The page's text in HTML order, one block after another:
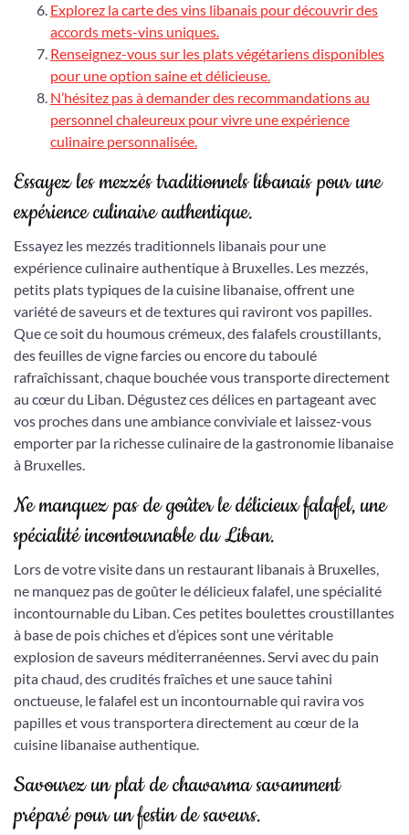
Explorez la carte des vins libanais pour découvrir des
accords mets-vins uniques.
Renseignez-vous sur les plats végétariens disponibles
pour une option saine et délicieuse.
N’hésitez pas à demander des recommandations au
personnel chaleureux pour vivre une expérience
culinaire personnalisée.
Essayez les mezzés traditionnels libanais pour une
expérience culinaire authentique.
Essayez les mezzés traditionnels libanais pour une
expérience culinaire authentique à Bruxelles. Les mezzés,
petits plats typiques de la cuisine libanaise, offrent une
variété de saveurs et de textures qui raviront vos papilles.
Que ce soit du houmous crémeux, des falafels croustillants,
des feuilles de vigne farcies ou encore du taboulé
rafraîchissant, chaque bouchée vous transporte directement
au cœur du Liban. Dégustez ces délices en partageant avec
vos proches dans une ambiance conviviale et laissez-vous
emporter par la richesse culinaire de la gastronomie libanaise
à Bruxelles.
Ne manquez pas de goûter le délicieux falafel, une
spécialité incontournable du Liban.
Lors de votre visite dans un restaurant libanais à Bruxelles,
ne manquez pas de goûter le délicieux falafel, une spécialité
incontournable du Liban. Ces petites boulettes croustillantes
à base de pois chiches et d’épices sont une véritable
explosion de saveurs méditerranéennes. Servi avec du pain
pita chaud, des crudités fraîches et une sauce tahini
onctueuse, le falafel est un incontournable qui ravira vos
papilles et vous transportera directement au cœur de la
cuisine libanaise authentique.
Savourez un plat de chawarma savamment
préparé pour un festin de saveurs.